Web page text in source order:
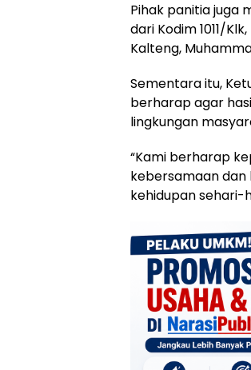
Pihak panitia juga
dari Kodim 1011/
Kalteng,
Sementara itu,
berharap agar
lingkungan
“Kami berharap
kebersamaan
kehidupan sehari-